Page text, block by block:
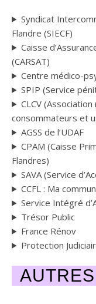
Syndicat
Flandre (SIECF)
Caisse
(CARSAT)
Centre médico-
SPIP (Service
CLCV
consommateurs et
AGSS de l’UDAF
CPAM (Caisse
Flandres)
SAVA (Service
CCFL : Ma
Service Intégré
Trésor Public
France Rénov
Protection